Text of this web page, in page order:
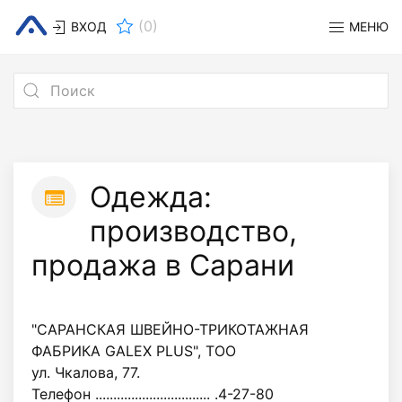
ВХОД (0) МЕНЮ
Одежда:
производство,
продажа в Сарани
"САРАНСКАЯ ШВЕЙНО-ТРИКОТАЖНАЯ
ФАБРИКА GALEX PLUS", ТОО
ул. Чкалова, 77.
Телефон ................................ .4-27-80